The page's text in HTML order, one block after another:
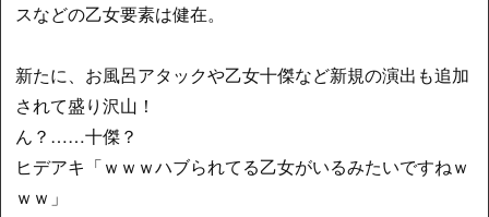
スなどの乙女要素は健在。
新たに、お風呂アタックや乙女十傑など新規の演出も追加
されて盛り沢山！
ん？……十傑？
ヒデアキ「ｗｗｗハブられてる乙女がいるみたいですねｗ
ｗｗ」